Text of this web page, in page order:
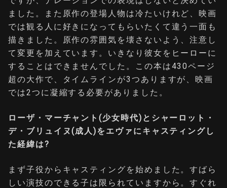
ました。また原作の登場人物は冷たいけれど、映画
では観る人に好きになってもらいたくて違う一面も
描きました。原作の雰囲気を壊さないよう、注意し
て変更を加えています。いきなり彼女をヒーローに
することはできませんでした。この本は430ページ
超の大作で、タイムラインが3つありますが、映画
では2つに凝縮する必要がありました。
ローザ・マーチャント(少女時代)とシャーロット・
デ・ブリュイヌ(成人)をエヴァにキャスティングし
た経緯は?
まず子役からキャスティングを始めました。すばら
しい演技のできる子は限られていますから。すぐれ